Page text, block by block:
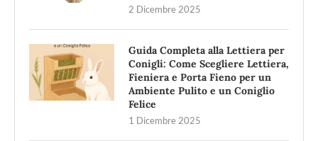
2 Dicembre 2025
Guida Completa alla Lettiera per
Conigli: Come Scegliere Lettiera,
Fieniera e Porta Fieno per un
Ambiente Pulito e un Coniglio
Felice
1 Dicembre 2025